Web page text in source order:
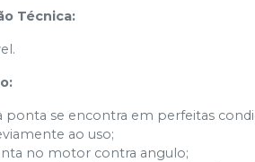
Técnica:
ponta se encontra em perfeitas
ao uso;
no motor contra angulo;